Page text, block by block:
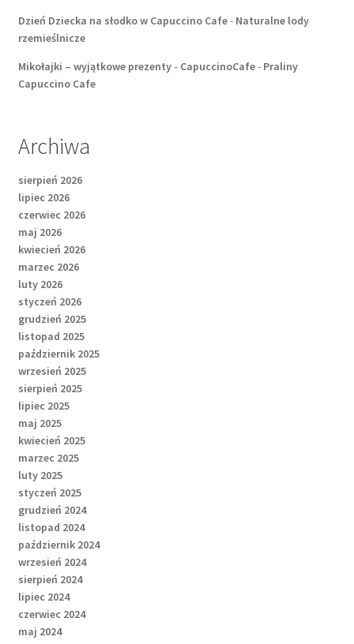
Dzień Dziecka na słodko w Capuccino Cafe- Naturalne lody
rzemieślnicze
Mikołajki – wyjątkowe prezenty - CapuccinoCafe- Praliny
Capuccino Cafe
Archiwa
sierpień 2026
lipiec 2026
czerwiec 2026
maj 2026
kwiecień 2026
marzec 2026
luty 2026
styczeń 2026
grudzień 2025
listopad 2025
październik 2025
wrzesień 2025
sierpień 2025
lipiec 2025
maj 2025
kwiecień 2025
marzec 2025
luty 2025
styczeń 2025
grudzień 2024
listopad 2024
październik 2024
wrzesień 2024
sierpień 2024
lipiec 2024
czerwiec 2024
maj 2024